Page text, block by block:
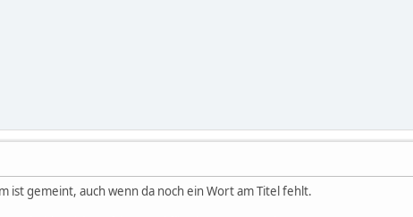
ist gemeint, auch wenn da noch ein Wort am Titel fehlt.